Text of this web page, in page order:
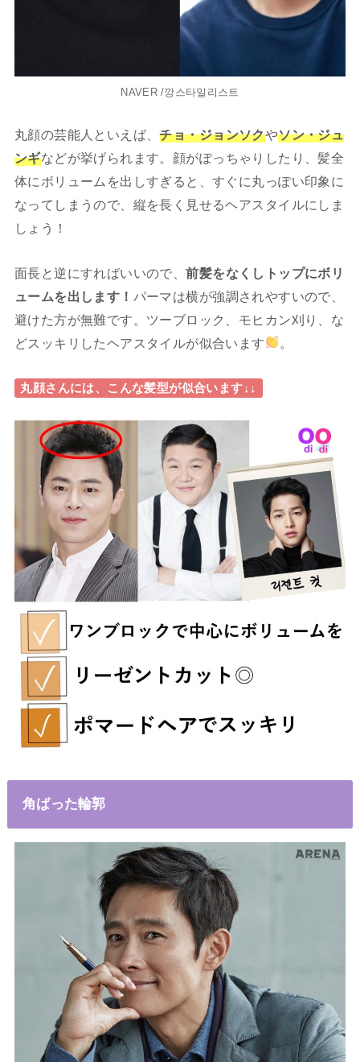
NAVER /깡스타일리스트
丸顔の芸能人といえば、チョ・ジョンソクやソン・ジュ
ンギなどが挙げられます。顔がぽっちゃりしたり、髪全
体にボリュームを出しすぎると、すぐに丸っぽい印象に
なってしまうので、縦を長く見せるヘアスタイルにしま
しょう！
面長と逆にすればいいので、前髪をなくしトップにボリ
ュームを出します！ パーマは横が強調されやすいので、
避けた方が無難です。ツーブロック、モヒカン刈り、な
どスッキリしたヘアスタイルが似合います
丸顔さんには、こんな髪型が似合います↓↓
角ばった輪郭